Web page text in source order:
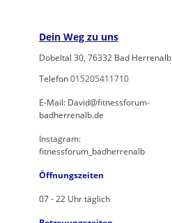
Dein Weg zu uns
Dobeltal 30, 76332 Bad Herrenalb
Telefon015205411710
E-Mail: David@fitnessforum-
badherrenalb.de
Instagram:
fitnessforum_badherrenalb
Öffnungszeiten
07 - 22 Uhr täglich